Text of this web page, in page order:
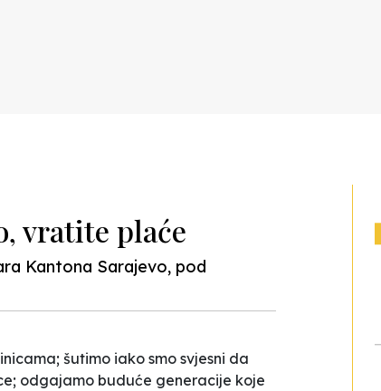
vratite plaće
Kantona Sarajevo, pod
šutimo iako smo svjesni da
odgajamo buduće generacije koje